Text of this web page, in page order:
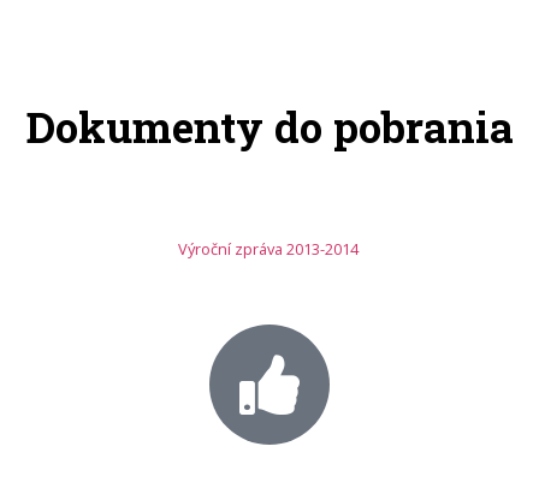
Dokumenty do pobrania
Výroční zpráva 2013-2014